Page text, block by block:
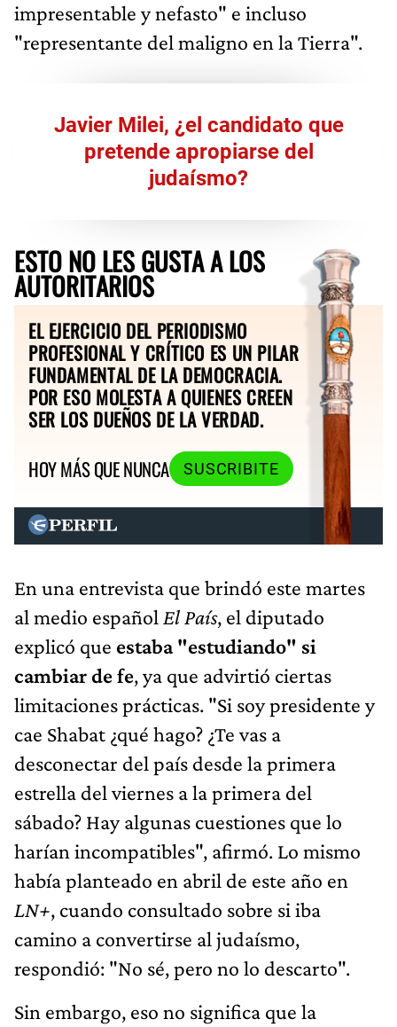
impresentable y nefasto" e incluso
"representante del maligno en la Tierra".
Javier Milei, ¿el candidato que
pretende apropiarse del
judaísmo?
ESTO NO LES GUSTA A LOS
AUTORITARIOS
EL EJERCICIO DEL PERIODISMO
PROFESIONAL Y CRÍTICO ES UN PILAR
FUNDAMENTAL DE LA DEMOCRACIA.
POR ESO MOLESTA A QUIENES CREEN
SER LOS DUEÑOS DE LA VERDAD.
HOY MÁS QUE NUNCA
SUSCRIBITE
En una entrevista que brindó este martes
al medio español El País, el diputado
explicó que estaba "estudiando" si
cambiar de fe, ya que advirtió ciertas
limitaciones prácticas. "Si soy presidente y
cae Shabat ¿qué hago? ¿Te vas a
desconectar del país desde la primera
estrella del viernes a la primera del
sábado? Hay algunas cuestiones que lo
harían incompatibles", afirmó. Lo mismo
había planteado en abril de este año en
LN+, cuando consultado sobre si iba
camino a convertirse al judaísmo,
respondió: "No sé, pero no lo descarto".
Sin embargo, eso no significa que la